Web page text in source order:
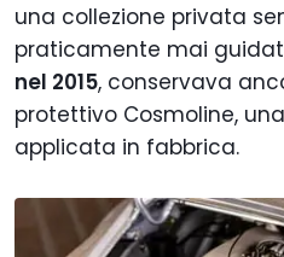
una collezione privata
praticamente mai
nel 2015, conservava
protettivo Cosmoline,
applicata in fabbrica.